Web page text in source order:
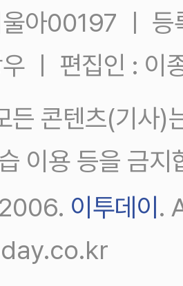
울아00197 ㅣ
ㅣ 편집인 : 이
든 콘텐츠(기사)
이용 등을 금지
이투데이.